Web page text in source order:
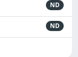
ND
ND